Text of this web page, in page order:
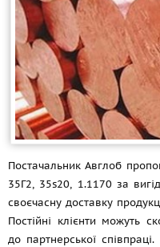
Постачальник Авглоб
35Г2, 35s20, 1.1170 за
своєчасну доставку
Постійні клієнти можуть
до партнерської